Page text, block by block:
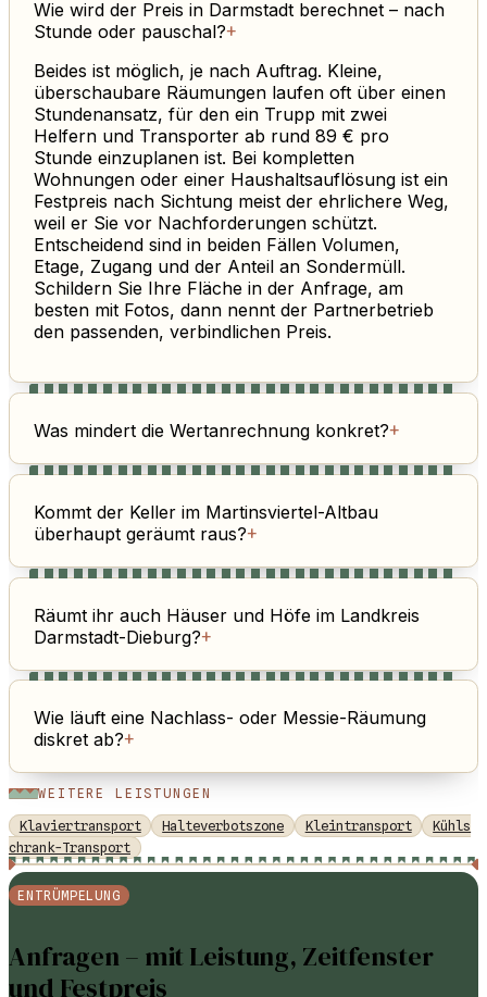
Wie wird der Preis in Darmstadt berechnet – nach
Stunde oder pauschal?+
Beides ist möglich, je nach Auftrag. Kleine,
überschaubare Räumungen laufen oft über einen
Stundenansatz, für den ein Trupp mit zwei
Helfern und Transporter ab rund 89 € pro
Stunde einzuplanen ist. Bei kompletten
Wohnungen oder einer Haushaltsauflösung ist ein
Festpreis nach Sichtung meist der ehrlichere Weg,
weil er Sie vor Nachforderungen schützt.
Entscheidend sind in beiden Fällen Volumen,
Etage, Zugang und der Anteil an Sondermüll.
Schildern Sie Ihre Fläche in der Anfrage, am
besten mit Fotos, dann nennt der Partnerbetrieb
den passenden, verbindlichen Preis.
Was mindert die Wertanrechnung konkret?+
Kommt der Keller im Martinsviertel-Altbau
überhaupt geräumt raus?+
Räumt ihr auch Häuser und Höfe im Landkreis
Darmstadt-Dieburg?+
Wie läuft eine Nachlass- oder Messie-Räumung
diskret ab?+
WEITERE LEISTUNGEN
Klaviertransport Halteverbotszone Kleintransport
Kühls
chrank-Transport
ENTRÜMPELUNG
Anfragen – mit Leistung, Zeitfenster
und Festpreis